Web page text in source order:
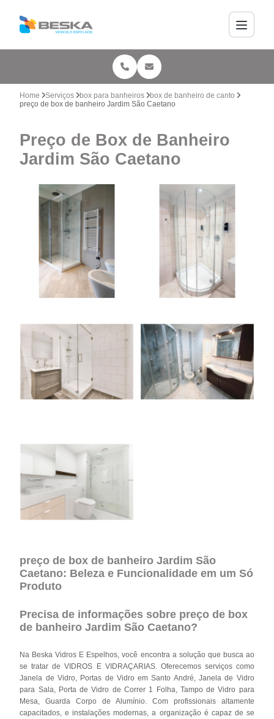
Home Serviços box para banheiros
box de banheiro de canto
preço de box de banheiro Jardim São Caetano
Preço de Box de Banheiro
Jardim São Caetano
preço de box de banheiro Jardim São
Caetano: Beleza e Funcionalidade em um Só
Produto
Precisa de informações sobre preço de box
de banheiro Jardim São Caetano?
Na Beska Vidros E Espelhos, você encontra a solução que busca ao
se tratar de VIDROS E VIDRAÇARIAS. Oferecemos serviços como
Janela de Vidro, Portas de Vidro em Santo André, Janela de Vidro
para Sala, Porta de Vidro de Correr 1 Folha, Tampo de Vidro para
Mesa, Guarda Corpo de Alumínio. Com profissionais altamente
capacitados, e instalações modernas, a organização é capaz de se